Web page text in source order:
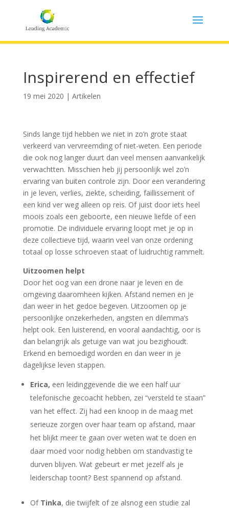
Inspirerend en effectief
19 mei 2020 | Artikelen
Sinds lange tijd hebben we niet in zo’n grote staat
verkeerd van vervreemding of niet-weten. Een periode
die ook nog langer duurt dan veel mensen aanvankelijk
verwachtten. Misschien heb jij persoonlijk wel zo’n
ervaring van buiten controle zijn. Door een verandering
in je leven, verlies, ziekte, scheiding, faillissement of
een kind ver weg alleen op reis. Of juist door iets heel
moois zoals een geboorte, een nieuwe liefde of een
promotie. De individuele ervaring loopt met je op in
deze collectieve tijd, waarin veel van onze ordening
totaal op losse schroeven staat of luidruchtig rammelt.
Uitzoomen helpt
Door het oog van een drone naar je leven en de
omgeving daaromheen kijken. Afstand nemen en je
dan weer in het gedoe begeven. Uitzoomen op je
persoonlijke onzekerheden, angsten en dilemma’s
helpt ook. Een luisterend, en vooral aandachtig, oor is
dan belangrijk als getuige van wat jou bezighoudt.
Erkend en bemoedigd worden en dan weer in je
dagelijkse leven stappen.
Erica, een leidinggevende die we een half uur
telefonische gecoacht hebben, zei “versteld te staan”
van het effect. Zij had een knoop in de maag met
serieuze zorgen over haar team op afstand, maar
het blijkt meer te gaan over weten wat te doen en
daar moed voor nodig hebben om standvastig te
durven blijven. Wat gebeurt er met jezelf als je
leiderschap toont? Best spannend op afstand.
Of Tinka, die twijfelt of ze alsnog een studie zal